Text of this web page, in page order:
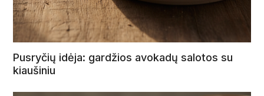
Pusryčių idėja: gardžios avokadų salotos su
kiaušiniu